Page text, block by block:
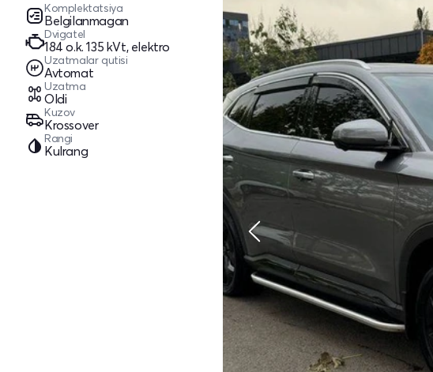
Komplektatsiya
Belgilanmagan
Dvigatel
184 o.k. 135 kVt, elektro
Uzatmalar qutisi
Avtomat
Uzatma
Oldi
Kuzov
Krossover
Rangi
Kulrang